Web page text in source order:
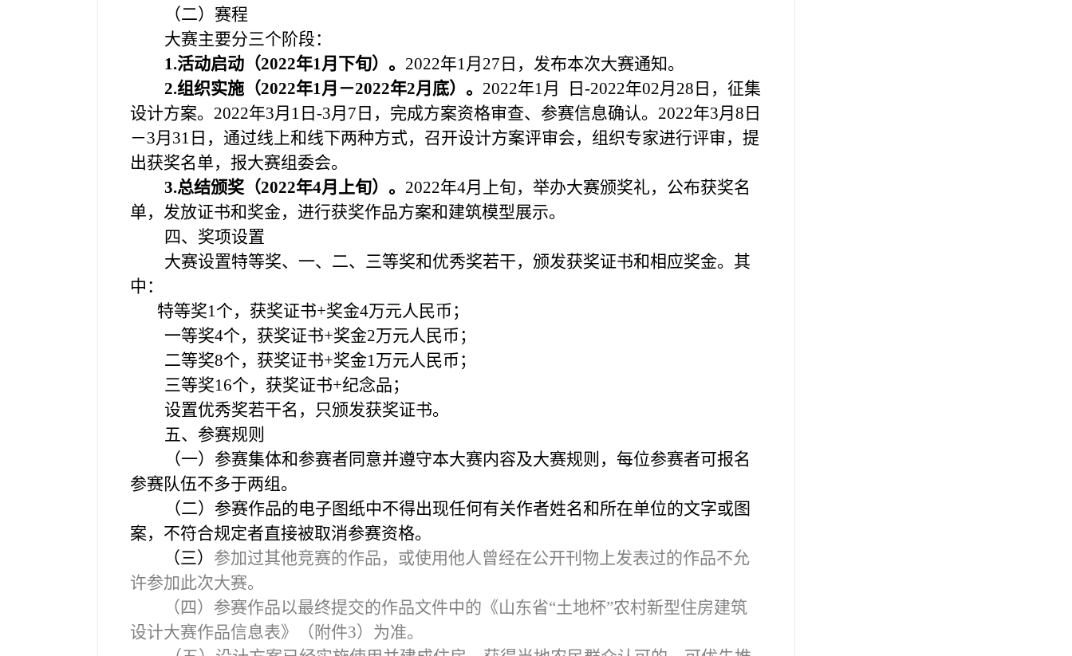
（二）赛程
大赛主要分三个阶段：
1.活动启动（2022年1月下旬）。 2022年1月27日，发布本次大赛通知。
2.组织实施（2022年1月－2022年2月底）。 2022年1月 日-2022年02月28日，征集
设计方案。2022年3月1日-3月7日，完成方案资格审查、参赛信息确认。2022年3月8日
－3月31日，通过线上和线下两种方式，召开设计方案评审会，组织专家进行评审，提
出获奖名单，报大赛组委会。
3.总结颁奖（2022年4月上旬）。 2022年4月上旬，举办大赛颁奖礼，公布获奖名
单，发放证书和奖金，进行获奖作品方案和建筑模型展示。
四、奖项设置
大赛设置特等奖、一、二、三等奖和优秀奖若干，颁发获奖证书和相应奖金。其
中：
特等奖1个，获奖证书+奖金4万元人民币；
一等奖4个，获奖证书+奖金2万元人民币；
二等奖8个，获奖证书+奖金1万元人民币；
三等奖16个，获奖证书+纪念品；
设置优秀奖若干名，只颁发获奖证书。
五、参赛规则
（一）参赛集体和参赛者同意并遵守本大赛内容及大赛规则，每位参赛者可报名
参赛队伍不多于两组。
（二）参赛作品的电子图纸中不得出现任何有关作者姓名和所在单位的文字或图
案，不符合规定者直接被取消参赛资格。
（三） 参加过其他竞赛的作品，或使用他人曾经在公开刊物上发表过的作品不允
许参加此次大赛。
（四）参赛作品以最终提交的作品文件中的《山东省“土地杯”农村新型住房建筑
设计大赛作品信息表》（附件3）为准。